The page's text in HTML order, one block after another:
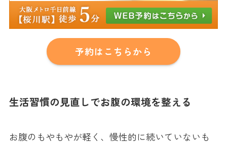
予約はこちらから
生活習慣の見直しでお腹の環境を整える
お腹のもやもやが軽く、慢性的に続いていないも